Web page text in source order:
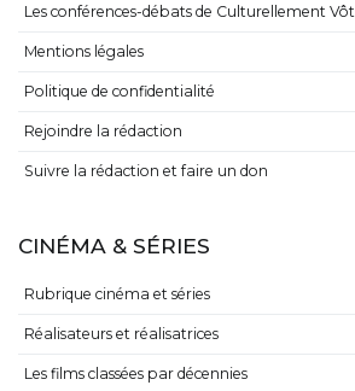
Les conférences-débats de Culturellement
Mentions légales
Politique de confidentialité
Rejoindre la rédaction
Suivre la rédaction et faire un don
CINÉMA & SÉRIES
Rubrique cinéma et séries
Réalisateurs et réalisatrices
Les films classées par décennies